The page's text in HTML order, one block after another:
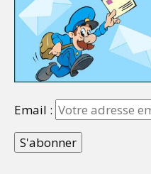
Email :